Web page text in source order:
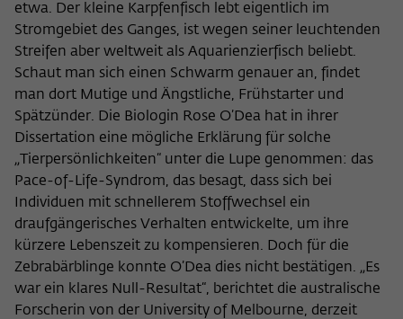
etwa. Der kleine Karpfenfisch lebt eigentlich im
Stromgebiet des Ganges, ist wegen seiner leuchtenden
Streifen aber weltweit als Aquarienzierfisch beliebt.
Schaut man sich einen Schwarm genauer an, findet
man dort Mutige und Ängstliche, Frühstarter und
Spätzünder. Die Biologin Rose O’Dea hat in ihrer
Dissertation eine mögliche Erklärung für solche
„Tierpersönlichkeiten“ unter die Lupe genommen: das
Pace-of-Life-Syndrom, das besagt, dass sich bei
Individuen mit schnellerem Stoffwechsel ein
draufgängerisches Verhalten entwickelte, um ihre
kürzere Lebenszeit zu kompensieren. Doch für die
Zebrabärblinge konnte O’Dea dies nicht bestätigen. „Es
war ein klares Null-Resultat“, berichtet die australische
Forscherin von der University of Melbourne, derzeit
Name fe_typo_user
Anbieter Wissenschaftskolleg zu Berlin
Laufzeit Session-Dauer
Zweck
Dieses Cookie dient zur Identifizierung
einer Session-ID bei der Anmeldung am
internen Bereich der Webseite des
Wissenschaftskollegs.
nicht an Dritte weitergegeben.
Name _pk_id
Anbieter Matomo
13 Monate
Zweck
Dieses Cookie dient dazu, den/die
Besucher:in über eine Besucher-ID
zuzuordnen.
Name _pk_ref
Cookie-Informationen anzeigen
Externe Inhalte
Wir verwenden auf unserer Webseite externe Inhalte, um
Ihnen zusätzliche Informationen anzubieten. Diese externen
Inhalte sind Videos der Video-Plattform Vimeo, Inhalte des
Nachrichtendienstes Bluesky und Karten der
OpenStreetMap Foundation (OSMF). Wenn Sie der
Darstellung externer Inhalte zustimmen, verwendet Vimeo
den lokalen Speicher des Browsers, um Informationen über
Ihre Nutzung der Videos zu speichern (z.B. Häufigkeit des
Aufrufes, Dauer der Abspielzeit, etc). Außerdem willigen Sie
ein, dass eine Verbindung zu den externen Diensten ggf. in
sog. Drittstaaten wie den USA hergestellt wird, deren